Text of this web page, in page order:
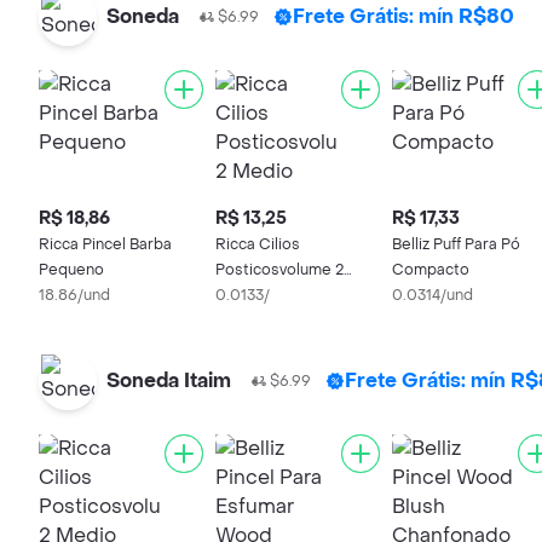
Soneda $6.99 Frete Grátis: mín R$80
R$ 18,86
Ricca Pincel Barba
Pequeno
18.86/und
R$ 13,25
Ricca Cilios
Posticosvolume 2
Medio Ref:2676
0.0133/
R$ 17,33
Belliz Puff Para Pó
Compacto
0.0314/und
Soneda Itaim $6.99 Frete Grátis: mín